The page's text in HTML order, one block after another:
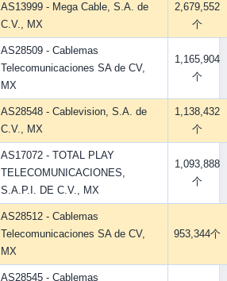
AS13999 - Mega Cable, S.A. de
C.V., MX
2,679,552
个
AS28509 - Cablemas
Telecomunicaciones SA de CV,
MX
1,165,904
个
AS28548 - Cablevision, S.A. de
C.V., MX
1,138,432
个
AS17072 - TOTAL PLAY
TELECOMUNICACIONES,
S.A.P.I. DE C.V., MX
1,093,888
个
AS28512 - Cablemas
Telecomunicaciones SA de CV,
MX
953,344个
AS28545 - Cablemas